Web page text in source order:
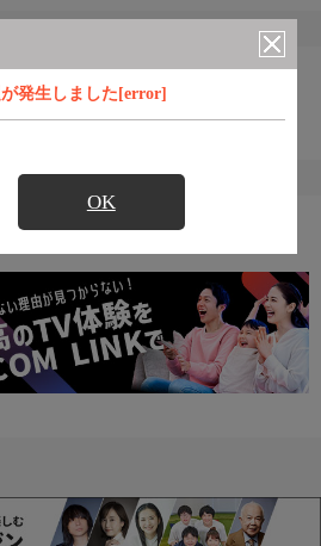
発生しました[error]
OK
番組